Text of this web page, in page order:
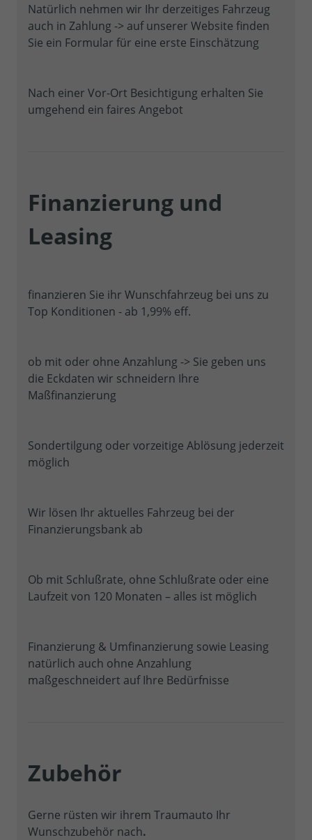
Natürlich nehmen wir Ihr derzeitiges Fahrzeug
auch in Zahlung -> auf unserer Website finden
Sie ein Formular für eine erste Einschätzung
Nach einer Vor-Ort Besichtigung erhalten Sie
umgehend ein faires Angebot
Finanzierung und
Leasing
finanzieren Sie ihr Wunschfahrzeug bei uns zu
Top Konditionen - ab 1,99% eff.
ob mit oder ohne Anzahlung -> Sie geben uns
die Eckdaten wir schneidern Ihre
Maßfinanzierung
Sondertilgung oder vorzeitige Ablösung jederzeit
möglich
Wir lösen Ihr aktuelles Fahrzeug bei der
Finanzierungsbank ab
Ob mit Schlußrate, ohne Schlußrate oder eine
Laufzeit von 120 Monaten – alles ist möglich
Finanzierung & Umfinanzierung sowie Leasing
natürlich auch ohne Anzahlung
maßgeschneidert auf Ihre Bedürfnisse
Zubehör
Gerne rüsten wir ihrem Traumauto Ihr
Wunschzubehör nach.